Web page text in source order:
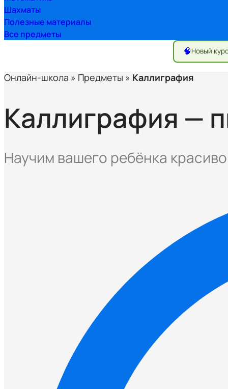
Шахматы
Полезные материалы
Все предметы
🧠Новый
Онлайн-школа » Предметы » Каллиграфия
Каллиграфия —
Научим вашего ребёнка